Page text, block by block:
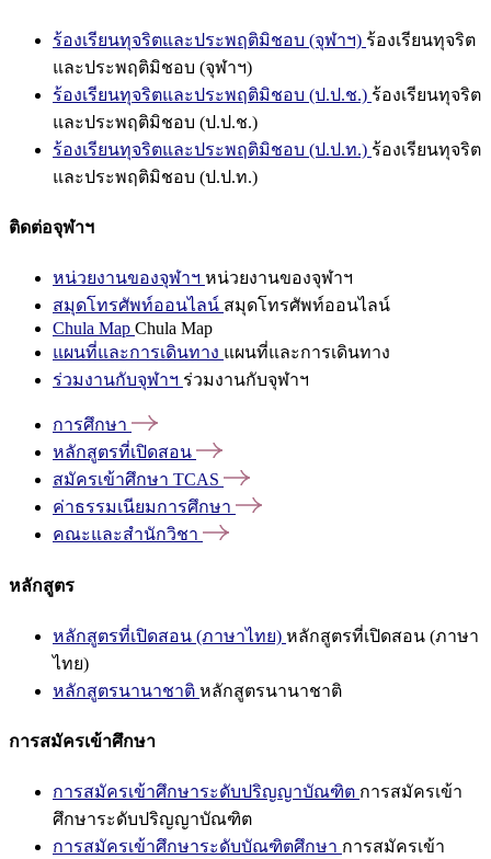
ร้องเรียนทุจริตและประพฤติมิชอบ (จุฬาฯ) ร้องเรียนทุจริต
และประพฤติมิชอบ (จุฬาฯ)
ร้องเรียนทุจริตและประพฤติมิชอบ (ป.ป.ช.) ร้องเรียนทุจริต
และประพฤติมิชอบ (ป.ป.ช.)
ร้องเรียนทุจริตและประพฤติมิชอบ (ป.ป.ท.) ร้องเรียนทุจริต
และประพฤติมิชอบ (ป.ป.ท.)
ติดต่อจุฬาฯ
หน่วยงานของจุฬาฯ หน่วยงานของจุฬาฯ
สมุดโทรศัพท์ออนไลน์ สมุดโทรศัพท์ออนไลน์
Chula Map Chula Map
แผนที่และการเดินทาง แผนที่และการเดินทาง
ร่วมงานกับจุฬาฯ ร่วมงานกับจุฬาฯ
การศึกษา
หลักสูตรที่เปิดสอน
สมัครเข้าศึกษา TCAS
ค่าธรรมเนียมการศึกษา
คณะและสำนักวิชา
หลักสูตร
หลักสูตรที่เปิดสอน (ภาษาไทย) หลักสูตรที่เปิดสอน (ภาษา
ไทย)
หลักสูตรนานาชาติ หลักสูตรนานาชาติ
การสมัครเข้าศึกษา
การสมัครเข้าศึกษาระดับปริญญาบัณฑิต การสมัครเข้า
ศึกษาระดับปริญญาบัณฑิต
การสมัครเข้าศึกษาระดับบัณฑิตศึกษา การสมัครเข้า